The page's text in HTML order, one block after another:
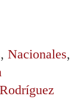
, Nacionales,